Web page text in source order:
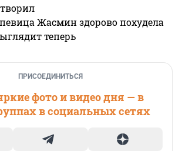
певица Жасмин здорово похудела
теперь
ПРИСОЕДИНИТЬСЯ
фото и видео дня — в
в социальных сетях